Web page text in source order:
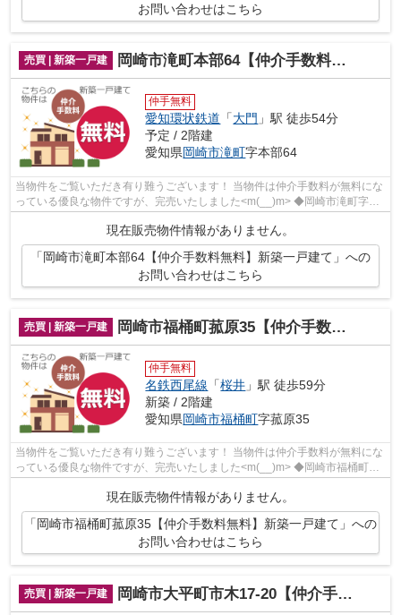
お問い合わせはこちら
売買 | 新築一戸建 岡崎市滝町本部64【仲介手数料無料】新築一戸建て
仲手無料
愛知環状鉄道 「大門 」駅 徒歩54分
予定 / 2階建
愛知県岡崎市滝町字本部64
当物件をご覧いただき有り難うございます！ 当物件は仲介手数料が無料にな
っている優良な物件ですが、完売いたしました<m(__)m> ◆岡崎市滝町字本
部でのマイホーム購入で費用...
現在販売物件情報がありません。
「岡崎市滝町本部64【仲介手数料無料】新築一戸建て」への
お問い合わせはこちら
売買 | 新築一戸建 岡崎市福桶町菰原35【仲介手数料無料】新築一戸建て
仲手無料
名鉄西尾線 「桜井 」駅 徒歩59分
新築 / 2階建
愛知県岡崎市福桶町字菰原35
当物件をご覧いただき有り難うございます！ 当物件は仲介手数料が無料にな
っている優良な物件ですが、完売いたしました<m(__)m> ◆岡崎市福桶町字
現在販売物件情報がありません。
「岡崎市福桶町菰原35【仲介手数料無料】新築一戸建て」への
お問い合わせはこちら
売買 | 新築一戸建 岡崎市大平町市木17-20【仲介手数料無料】新築一戸建て